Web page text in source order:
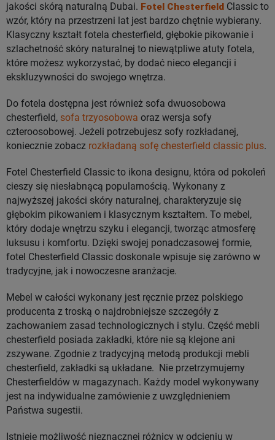
jakości skórą naturalną Dubai. Fotel Chesterfield Classic to
wzór, który na przestrzeni lat jest bardzo chętnie wybierany.
Klasyczny kształt fotela chesterfield, głębokie pikowanie i
szlachetność skóry naturalnej to niewątpliwe atuty fotela,
które możesz wykorzystać, by dodać nieco elegancji i
ekskluzywności do swojego wnętrza.
Do fotela dostępna jest również sofa dwuosobowa
chesterfield, sofa trzyosobowa oraz wersja sofy
czteroosobowej. Jeżeli potrzebujesz sofy rozkładanej,
koniecznie zobacz rozkładaną sofę chesterfield classic plus.
Fotel Chesterfield Classic to ikona designu, która od pokoleń
cieszy się niesłabnącą popularnością. Wykonany z
najwyższej jakości skóry naturalnej, charakteryzuje się
głębokim pikowaniem i klasycznym kształtem. To mebel,
który dodaje wnętrzu szyku i elegancji, tworząc atmosferę
luksusu i komfortu. Dzięki swojej ponadczasowej formie,
fotel Chesterfield Classic doskonale wpisuje się zarówno w
tradycyjne, jak i nowoczesne aranżacje.
Mebel w całości wykonany jest ręcznie przez polskiego
producenta z troską o najdrobniejsze szczegóły z
zachowaniem zasad technologicznych i stylu. Część mebli
chesterfield posiada zakładki, które nie są klejone ani
zszywane. Zgodnie z tradycyjną metodą produkcji mebli
chesterfield, zakładki są układane. Nie przetrzymujemy
Chesterfieldów w magazynach. Każdy model wykonywany
jest na indywidualne zamówienie z uwzględnieniem
Państwa sugestii.
Istnieje możliwość nieznacznej różnicy w odcieniu w